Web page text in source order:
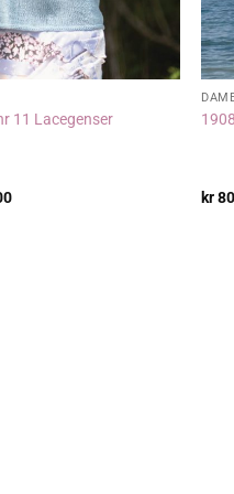
11 Lacegenser
kr